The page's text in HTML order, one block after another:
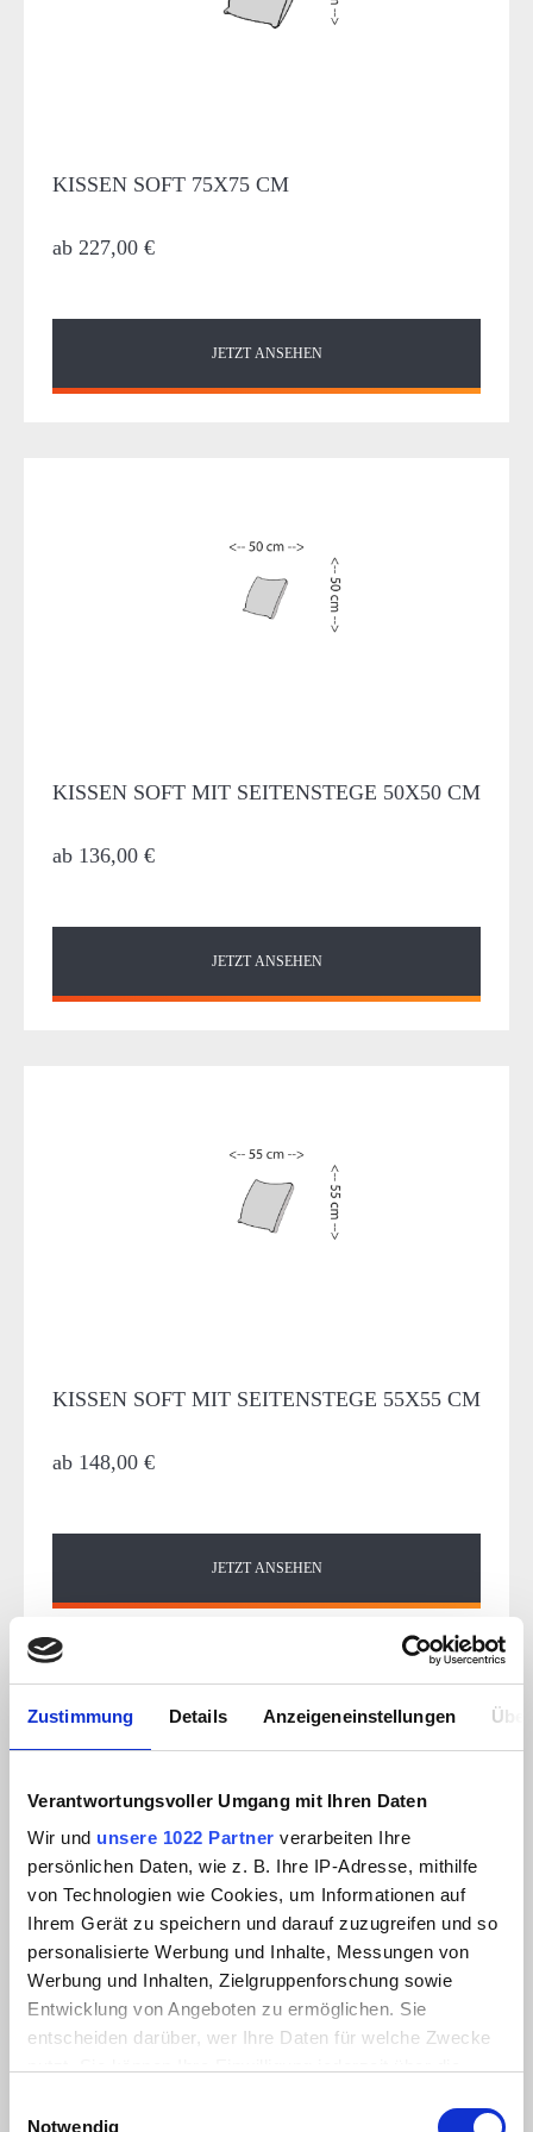
Zustimmung Details Anzeigeneinstellungen
Verantwortungsvoller Umgang mit Ihren Daten
Wir und unsere 1022 Partner verarbeiten Ihre
persönlichen Daten, wie z. B. Ihre IP-Adresse, mithilfe
von Technologien wie Cookies, um Informationen auf
Ihrem Gerät zu speichern und darauf zuzugreifen und so
personalisierte Werbung und Inhalte, Messungen von
Werbung und Inhalten, Zielgruppenforschung sowie
Entwicklung von Angeboten zu ermöglichen. Sie
entscheiden darüber, wer Ihre Daten für welche Zwecke
Trigger Symbol ändern oder widerrufen
Notwendig
KISSEN SOFT 75X75 CM
ab 227,00 €
JETZT ANSEHEN
KISSEN SOFT MIT SEITENSTEGE 50X50 CM
ab 136,00 €
JETZT ANSEHEN
KISSEN SOFT MIT SEITENSTEGE 55X55 CM
ab 148,00 €
JETZT ANSEHEN
KISSEN SOFT MIT SEITENSTEGE 65X55 CM
ab172,00 €